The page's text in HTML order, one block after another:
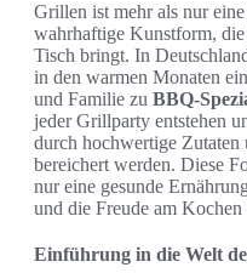
Grillen ist mehr als nur
wahrhaftige Kunstform, die
Tisch bringt. In
in den warmen Monaten
und Familie zu BBQ-
jeder Grillparty entstehen
durch hochwertige Zutaten
bereichert werden. Diese
nur eine gesunde
und die Freude am Kochen
Einführung in die Welt